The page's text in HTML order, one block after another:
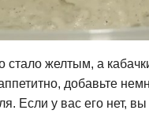
стало желтым, а
добавьте
Если у вас его нет,